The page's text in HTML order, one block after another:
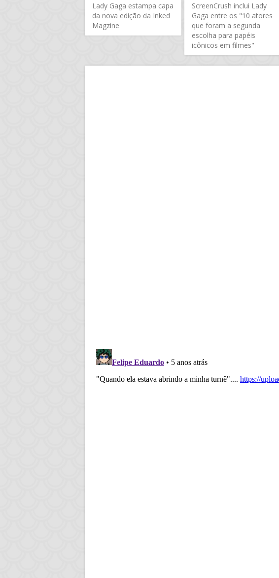
Lady Gaga estampa capa
da nova edição da Inked
Magzine
ScreenCrush inclui Lady
Gaga entre os "10 atores
que foram a segunda
escolha para papéis
icônicos em filmes"